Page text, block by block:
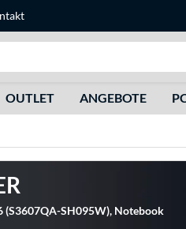
OUTLET ANGEBOTE
(S3607QA-SH095W), Notebook